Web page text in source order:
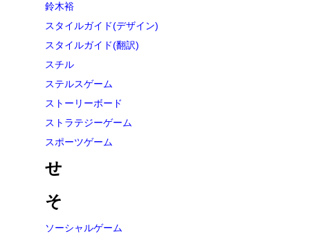
鈴木裕
スタイルガイド(デザイン)
スタイルガイド(翻訳)
スチル
ステルスゲーム
ストーリーボード
ストラテジーゲーム
スポーツゲーム
せ
そ
ソーシャルゲーム